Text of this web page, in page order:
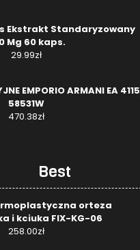
Ekstrakt Standaryzowany
Mg 60 kaps.
29.99zł
EMPORIO ARMANI EA 4115
58531W
470.38zł
Best
orteza
i kciuka FIX-KG-06
258.00zł